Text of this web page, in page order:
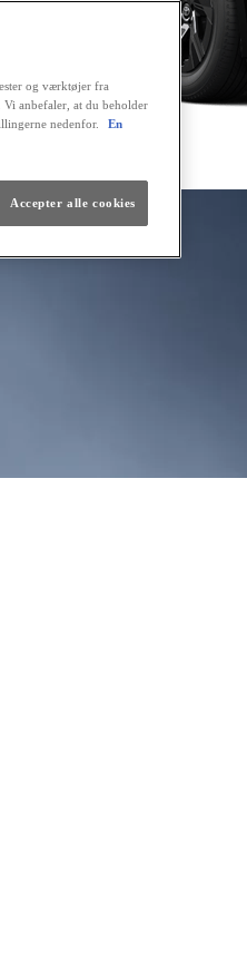
og værktøjer fra
anbefaler, at du beholder
nedenfor.
En
Accepter alle cookies